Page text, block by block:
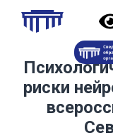
риски